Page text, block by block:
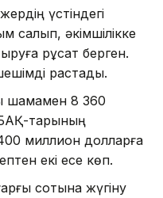
үстіндегі
салып, әкімшілікке
рұқсат берген.
растады.
шамамен 8 360
тарының
миллион долларға
екі есе көп.
сотына жүгіну